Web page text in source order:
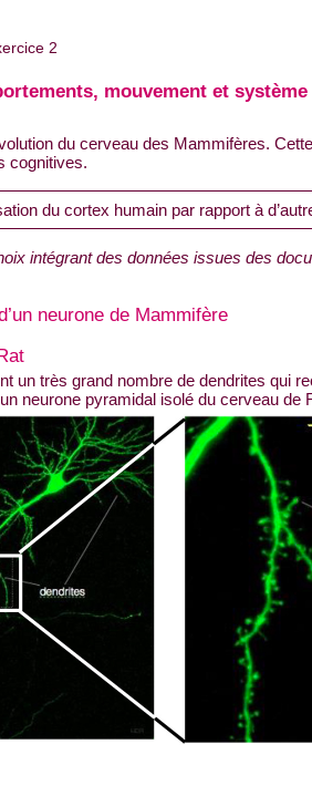
2
mouvement et
du cerveau des Mammifères.
cognitives.
du cortex humain par rapport à
intégrant des données issues des
neurone de Mammifère
un très grand nombre de dendrites qui
neurone pyramidal isolé du cerveau de